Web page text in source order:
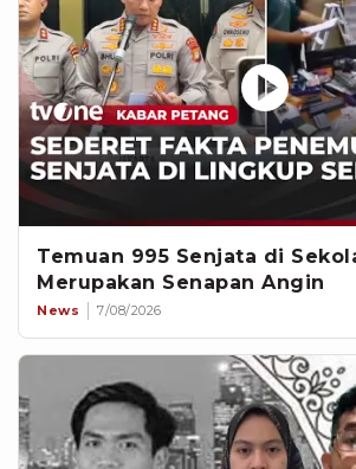
Temuan 995 Senjata di
Merupakan Senapan Angin
News 7/08/2026